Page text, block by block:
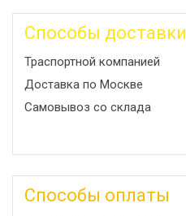
Способы доставки
Траспортной компанией
Доставка по Москве
Самовывоз со склада
Способы оплаты